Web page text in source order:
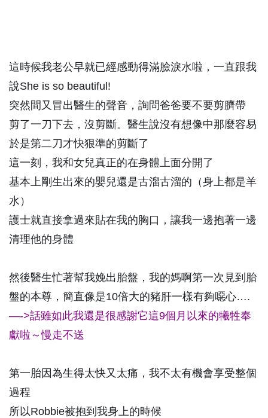
這時候我老公早就已經感動得滿臉淚水啦，一直跟我
說She is so beautiful!
突然間又冒出醫生的聲音，詢問爸爸要不要剪臍帶
剪了一刀下去，沒剪斷。醫生說沒有想像中那麼容易
於是第二刀才快狠準的剪斷了
這一刻，我和女兒真正的在身體上面分開了
基本上剛生出來的嬰兒還是古溜古溜的（身上都是羊
水）
護士就直接拿過來貼在我的胸口，讓我一邊抱著一邊
清理他的身體
然後醫生忙著幫我娩出胎盤，我的媽啊第一次見到胎
盤的本尊，簡直像是10倍大的豬肝一樣有夠噁心….
—->話雖如此我還是很感謝它這9個月以來的犧牲奉
獻啦～慢走不送
第一胎因為生得太快又太痛，我不太有機會享受整個
過程
所以Robbie被抱到我身上的時候